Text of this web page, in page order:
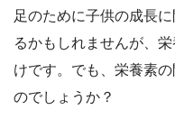
足のために子供の成長
るかもしれませんが、
けです。でも、栄養素
のでしょうか？